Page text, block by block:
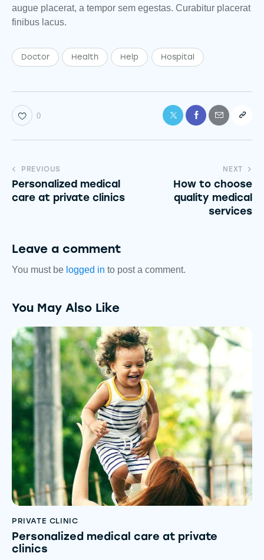
augue placerat, a tempor sem egestas. Curabitur placerat
finibus lacus.
Doctor Health Help Hospital
0
PREVIOUS
Personalized medical
care at private clinics
NEXT
How to choose
quality medical
services
Leave a comment
You must be logged in to post a comment.
You May Also Like
PRIVATE CLINIC
Personalized medical care at private
clinics